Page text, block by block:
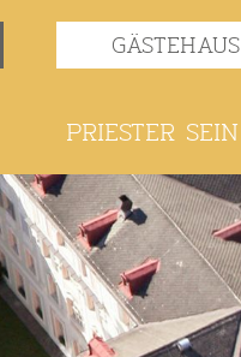
GÄSTEHAUS
PRIESTER SEIN